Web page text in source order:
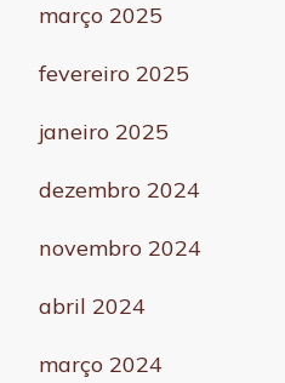
março 2025
fevereiro 2025
janeiro 2025
dezembro 2024
novembro 2024
abril 2024
março 2024